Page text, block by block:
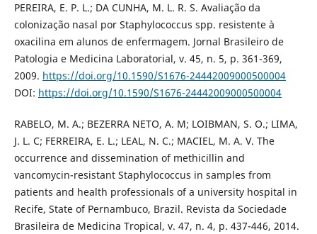
PEREIRA, E. P. L.; DA CUNHA, M. L. R. S. Avaliação da
colonização nasal por Staphylococcus spp. resistente à
oxacilina em alunos de enfermagem. Jornal Brasileiro de
Patologia e Medicina Laboratorial, v. 45, n. 5, p. 361-369,
2009. https://doi.org/10.1590/S1676-24442009000500004
DOI: https://doi.org/10.1590/S1676-24442009000500004
RABELO, M. A.; BEZERRA NETO, A. M; LOIBMAN, S. O.; LIMA,
J. L. C; FERREIRA, E. L.; LEAL, N. C.; MACIEL, M. A. V. The
occurrence and dissemination of methicillin and
vancomycin-resistant Staphylococcus in samples from
patients and health professionals of a university hospital in
Recife, State of Pernambuco, Brazil. Revista da Sociedade
Brasileira de Medicina Tropical, v. 47, n. 4, p. 437-446, 2014.